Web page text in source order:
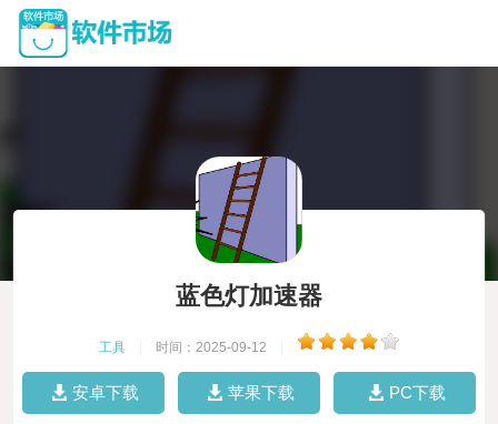
蓝色灯加速器
工具 时间：2025-09-12
安卓下载 苹果下载 PC下载